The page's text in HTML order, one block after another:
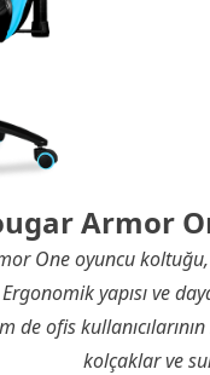
Armor
One oyuncu
Ergonomik yapısı ve
de ofis
kolçaklar ve